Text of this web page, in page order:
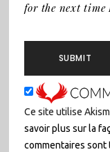
for the next time
Ce site utilise
savoir plus sur la
commentaires sont